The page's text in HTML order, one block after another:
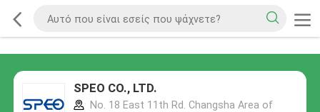
SPEO CO., LTD.
No. 18 East 11th Rd. Changsha Area of